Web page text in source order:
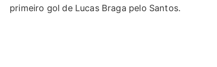
primeiro gol de Lucas Braga pelo Santos.